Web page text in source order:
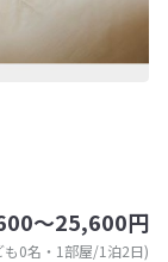
～25,600円
も0名・1部屋/1泊2日)